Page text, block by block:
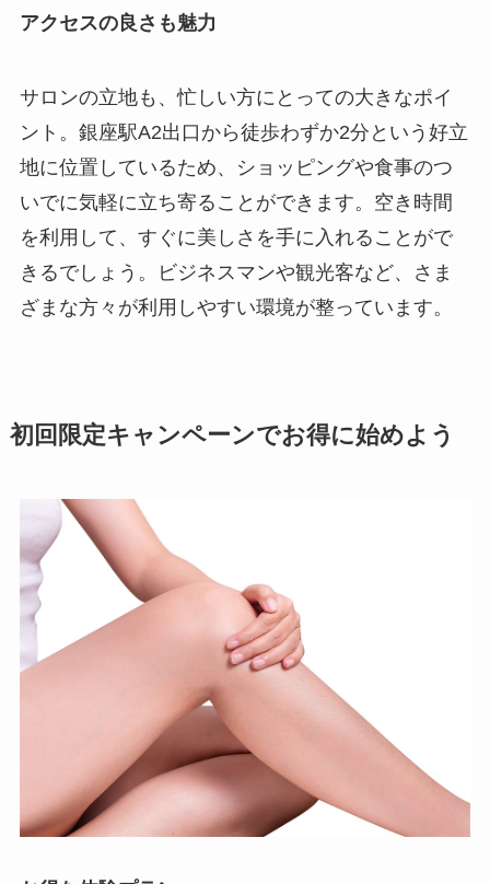
アクセスの良さも魅力
サロンの立地も、忙しい方にとっての大きなポイ
ント。銀座駅A2出口から徒歩わずか2分という好立
地に位置しているため、ショッピングや食事のつ
いでに気軽に立ち寄ることができます。空き時間
を利用して、すぐに美しさを手に入れることがで
きるでしょう。ビジネスマンや観光客など、さま
ざまな方々が利用しやすい環境が整っています。
初回限定キャンペーンでお得に始めよう